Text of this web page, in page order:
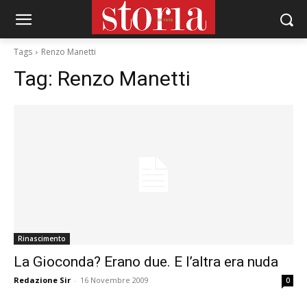
Tags Renzo Manetti
Tag: Renzo Manetti
Rinascimento
La Gioconda? Erano due. E l’altra era nuda
Redazione Sir - 16 Novembre 2009 0